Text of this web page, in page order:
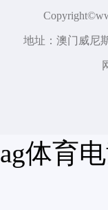
地址：澳门威尼
ag体育